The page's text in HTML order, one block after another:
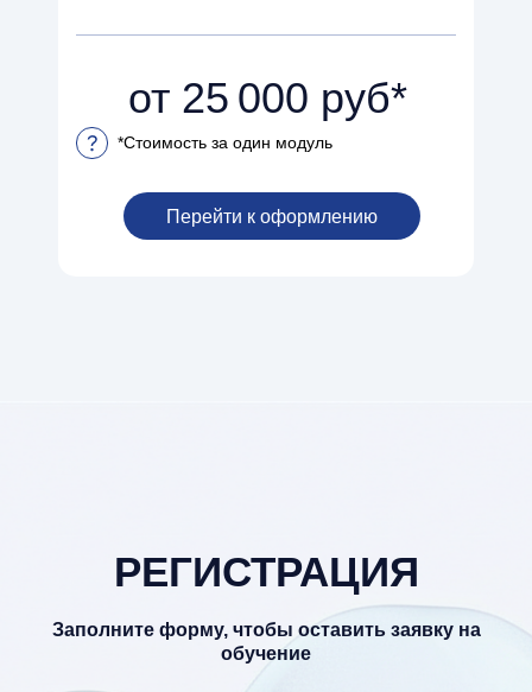
Перейти к оформлению
*Стоимость за один модуль
от 25 000 руб*
РЕГИСТРАЦИЯ
Заполните форму, чтобы оставить заявку на
обучение